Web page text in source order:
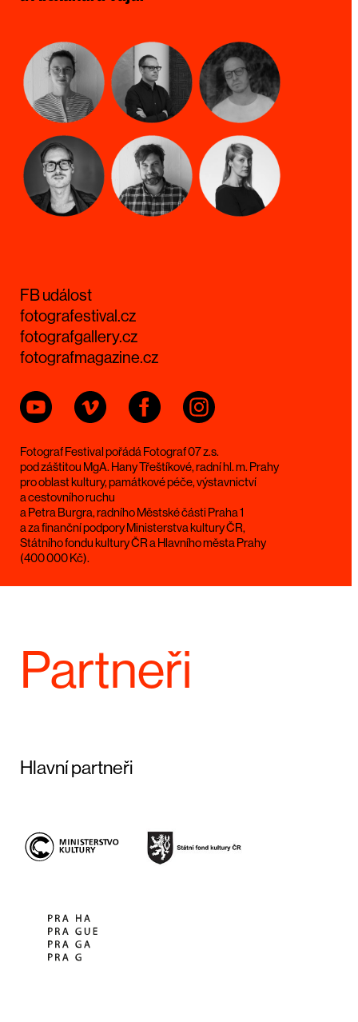
FB událost
fotografestival.cz
fotografgallery.cz
fotografmagazine.cz
Fotograf Festival pořádá Fotograf 07 z.s.
pod záštitou MgA. Hany Třeštíkové, radní hl. m. Prahy
pro oblast kultury, památkové péče, výstavnictví
a cestovního ruchu
a Petra Burgra, radního Městské části Praha 1
a za finanční podpory Ministerstva kultury ČR,
Státního fondu kultury ČR a Hlavního města Prahy
(400 000 Kč).
Partneři
Hlavní partneři